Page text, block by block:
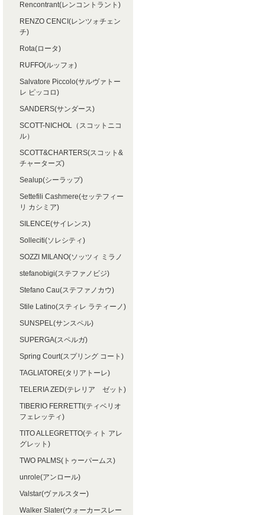
Rencontrant(レンコントラント)
RENZO CENCI(レンツォチェン
チ)
Rota(ロータ)
RUFFO(ルッフォ)
Salvatore Piccolo(サルヴァトー
レ ピッコロ)
SANDERS(サンダース)
SCOTT-NICHOL（スコットニコ
ル）
SCOTT&CHARTERS(スコット&
チャーターズ)
Sealup(シーラップ)
Settefili Cashmere(セッテフィー
リ カシミア)
SILENCE(サイレンス)
Solleciti(ソレシティ)
SOZZI MILANO(ソッツィ ミラノ
stefanobigi(ステファノビジ)
Stefano Cau(ステファノカウ)
Stile Latino(スティレ ラティーノ)
SUNSPEL(サンスペル)
SUPERGA(スペルガ)
Spring Court(スプリング コート)
TAGLIATORE(タリアトーレ)
TELERIA ZED(テレリア ゼット)
TIBERIO FERRETTI(ティベリオ
フェレッティ)
TITO ALLEGRETTO(ティト アレ
グレット)
TWO PALMS(トゥーパームス)
unrole(アンロール)
Valstar(ヴァルスター)
Walker Slater(ウォーカースレー